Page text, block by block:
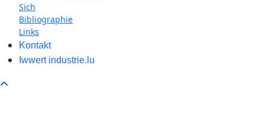
Sich
Bibliographie
Links
Kontakt
Iwwert industrie.lu